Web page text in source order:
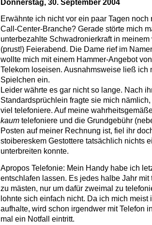
Donnerstag, 30. September 2004
Erwähnte ich nicht vor ein paar Tagen
Call-Center-Branche? Gerade störte mich
unterbezahlte Schwadronierkraft in
(prust!) Feierabend. Die Dame rief im
wollte mich mit einem Hammer-Angebot
Telekom loseisen. Ausnahmsweise ließ ich
Spielchen ein.
Leider währte es gar nicht so lange. Nach
Standardsprüchlein fragte sie mich
viel telefoniere. Auf meine
kaumtelefoniere und die Grundgebühr
Posten auf meiner Rechnung ist, fiel ihr
stoibereskem Gestottere tatsächlich nichts
unterbreiten konnte.
Apropos Telefonie: Mein Handy habe ich
entschlafen lassen. Es jedes halbe Jahr mit
zu mästen, nur um dafür zweimal zu
lohnte sich einfach nicht. Da ich mich meist
aufhalte, wird schon irgendwer mit Telefon
mal ein Notfall eintritt.